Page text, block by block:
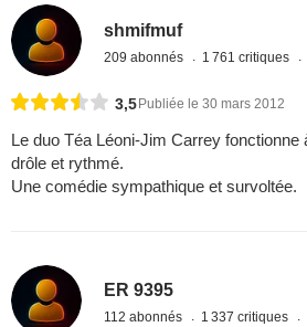
shmifmuf
209 abonnés 1 761 critiques
3,5Publiée le 30 mars 2012
Le duo Téa Léoni-Jim Carrey fonctionne
drôle et rythmé.
Une comédie sympathique et survoltée.
ER 9395
112 abonnés 1 337 critiques